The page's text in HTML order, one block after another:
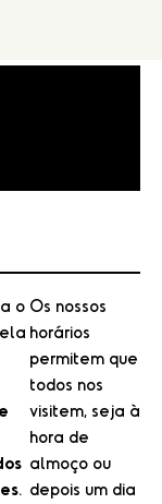
o
.
Os nossos
horários
permitem que
todos nos
visitem, seja à
hora de
almoço ou
depois um dia